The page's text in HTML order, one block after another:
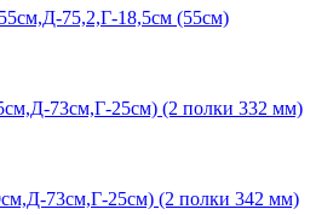
75,2,Г-18,5см (55см)
73см,Г-25см) (2 полки 332 мм)
73см,Г-25см) (2 полки 342 мм)